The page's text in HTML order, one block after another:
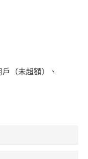
（未超額）、